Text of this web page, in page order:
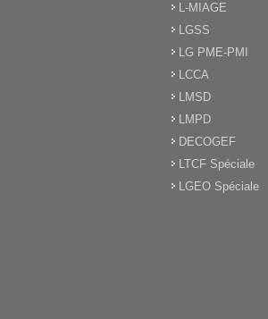
L-MIAGE
LGSS
LG PME-PMI
LCCA
LMSD
LMPD
DECOGEF
LTCF Spéciale
LGEO Spéciale